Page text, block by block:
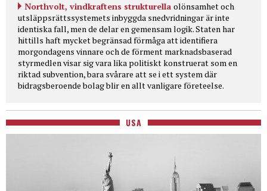
Northvolt, vindkraftens strukturella olönsamhet och
utsläppsrättssystemets inbyggda snedvridningar är inte
identiska fall, men de delar en gemensam logik. Staten har
hittills haft mycket begränsad förmåga att identifiera
morgondagens vinnare och de förment marknadsbaserad
styrmedlen visar sig vara lika politiskt konstruerat som en
riktad subvention, bara svårare att se i ett system där
bidragsberoende bolag blir en allt vanligare företeelse.
USA